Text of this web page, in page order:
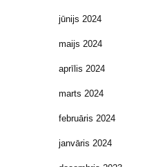
jūnijs 2024
maijs 2024
aprīlis 2024
marts 2024
februāris 2024
janvāris 2024